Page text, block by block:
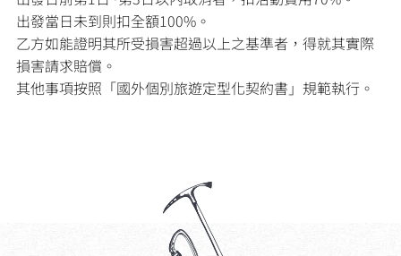
出發當日未到則扣全額100%。
乙方如能證明其所受損害超過以上之基準者，得就其實際
損害請求賠償。
其他事項按照「國外個別旅遊定型化契約書」規範執行。